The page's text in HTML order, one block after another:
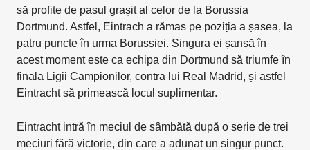
să profite de pasul grașit al celor de la Borussia
Dortmund. Astfel, Eintrach a rămas pe poziția a șasea, la
patru puncte în urma Borussiei. Singura ei șansă în
acest moment este ca echipa din Dortmund să triumfe în
finala Ligii Campionilor, contra lui Real Madrid, și astfel
Eintracht să primească locul suplimentar.
Eintracht intră în meciul de sâmbătă după o serie de trei
meciuri fără victorie, din care a adunat un singur punct.